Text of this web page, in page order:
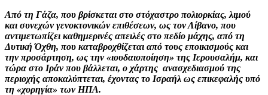
Από τη Γάζα, που βρίσκεται στο στόχαστρο πολιορκίας, λιμού
και συνεχών γενοκτονικών επιθέσεων, ως τον Λίβανο, που
αντιμετωπίζει καθημερινές απειλές στο πεδίο μάχης, από τη
Δυτική Όχθη, που καταβροχθίζεται από τους εποικισμούς και
την προσάρτηση, ως την «ιουδαιοποίηση» της Ιερουσαλήμ, και
τώρα στο Ιράν που βάλλεται, ο χάρτης ανασχεδιασμού της
περιοχής αποκαλύπτεται, έχοντας το Ισραήλ ως επικεφαλής υπό
τη «χορηγία» των ΗΠΑ.